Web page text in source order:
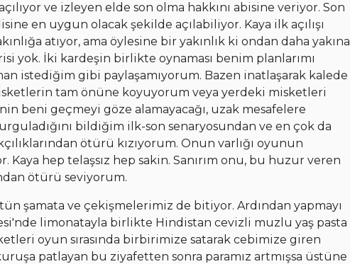
ve izleyen elde son olma hakkını abisine veriyor. Son
en uygun olacak şekilde açılabiliyor. Kaya ilk açılışı
atıyor, ama öylesine bir yakınlık ki ondan daha yakına
yok. İki kardeşin birlikte oynaması benim planlarımı
istediğim gibi paylaşamıyorum. Bazen inatlaşarak kalede
tam önüne koyuyorum veya yerdeki misketleri
beni geçmeyi göze alamayacağı, uzak mesafelere
bildiğim ilk-son senaryosundan ve en çok da
ötürü kızıyorum. Onun varlığı oyunun
Kaya hep telaşsız hep sakin. Sanırım onu, bu huzur veren
ötürü seviyorum.
şamata ve çekişmelerimiz de bitiyor. Ardından yapmayı
limonatayla birlikte Hindistan cevizli muzlu yaş pasta
oyun sırasında birbirimize satarak cebimize giren
patlayan bu ziyafetten sonra paramız artmışsa üstüne